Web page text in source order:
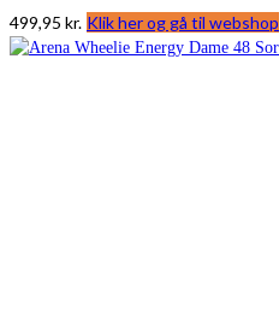
499,95 kr. Klik her og gå til webshop